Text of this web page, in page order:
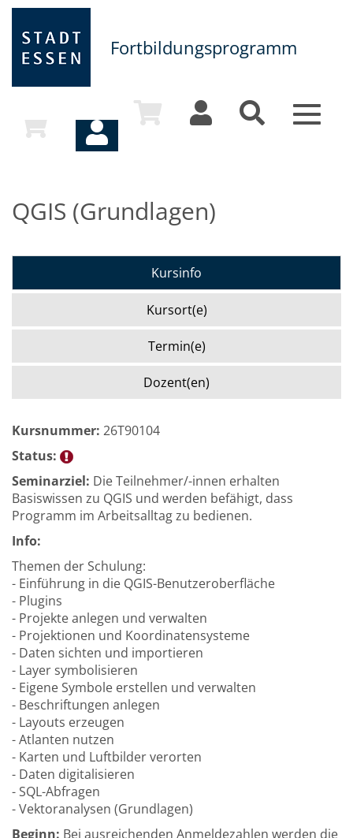
Fortbildungsprogramm
Toggle
QGIS (Grundlagen)
Kursinfo
Kursort(e)
Termin(e)
Dozent(en)
Kursnummer: 26T90104
Status:
Seminarziel: Die Teilnehmer/-innen erhalten
Basiswissen zu QGIS und werden befähigt, dass
Programm im Arbeitsalltag zu bedienen.
Info:
Themen der Schulung:
- Einführung in die QGIS-Benutzeroberfläche
- Plugins
- Projekte anlegen und verwalten
- Projektionen und Koordinatensysteme
- Daten sichten und importieren
- Layer symbolisieren
- Eigene Symbole erstellen und verwalten
- Beschriftungen anlegen
- Layouts erzeugen
- Atlanten nutzen
- Karten und Luftbilder verorten
- Daten digitalisieren
- SQL-Abfragen
- Vektoranalysen (Grundlagen)
Beginn: Bei ausreichenden Anmeldezahlen werden die